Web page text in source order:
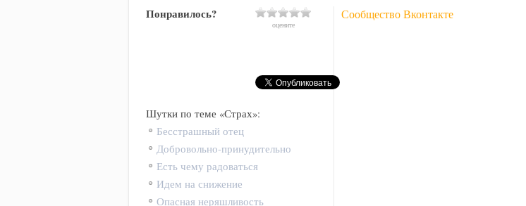
Сообщество Вконтакте
Понравилось?
оцените
Шутки по теме «Страх»:
Бесстрашный отец
Добровольно-принудительно
Есть чему радоваться
Идем на снижение
Опасная неряшливость